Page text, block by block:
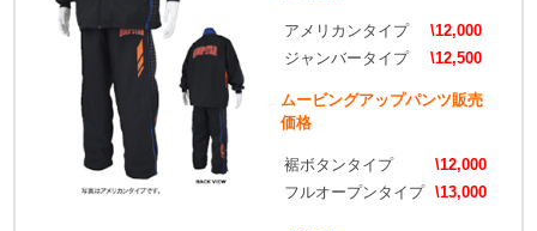
アメリカンタイプ
\12,000
ジャンバータイプ
\12,500
ムービングアップパンツ販売
価格
裾ボタンタイプ
\12,000
フルオープンタイプ \13,000